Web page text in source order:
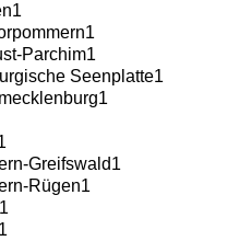
1
1
Parchim1
Seenplatte1
1
Greifswald1
Rügen1
1
1